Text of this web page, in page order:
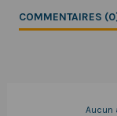
COMMENTAIRES
Aucun